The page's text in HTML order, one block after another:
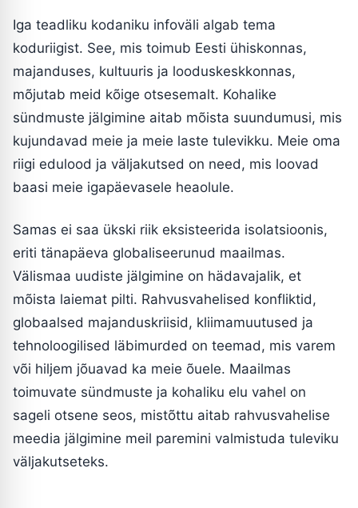
Iga teadliku kodaniku infoväli algab tema
koduriigist. See, mis toimub Eesti ühiskonnas,
majanduses, kultuuris ja looduskeskkonnas,
mõjutab meid kõige otsesemalt. Kohalike
sündmuste jälgimine aitab mõista suundumusi, mis
kujundavad meie ja meie laste tulevikku. Meie oma
riigi edulood ja väljakutsed on need, mis loovad
baasi meie igapäevasele heaolule.
Samas ei saa ükski riik eksisteerida isolatsioonis,
eriti tänapäeva globaliseerunud maailmas.
Välismaa uudiste jälgimine on hädavajalik, et
mõista laiemat pilti. Rahvusvahelised konfliktid,
globaalsed majanduskriisid, kliimamuutused ja
tehnoloogilised läbimurded on teemad, mis varem
või hiljem jõuavad ka meie õuele. Maailmas
toimuvate sündmuste ja kohaliku elu vahel on
sageli otsene seos, mistõttu aitab rahvusvahelise
meedia jälgimine meil paremini valmistuda tuleviku
väljakutseteks.